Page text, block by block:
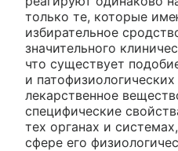
только те, которые
избирательное
значительного
что существует
и
лекарственное
специфические
тех органах и
сфере его